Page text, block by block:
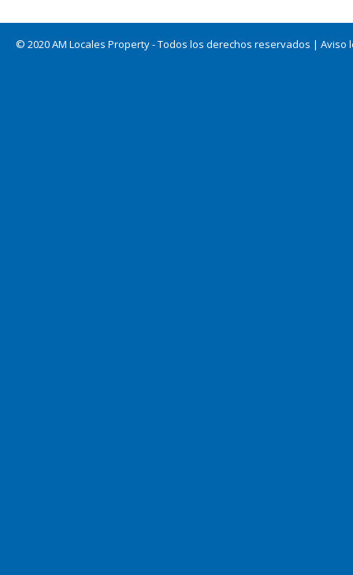
© 2020 AM Locales Property - Todos los derechos reservados | Aviso